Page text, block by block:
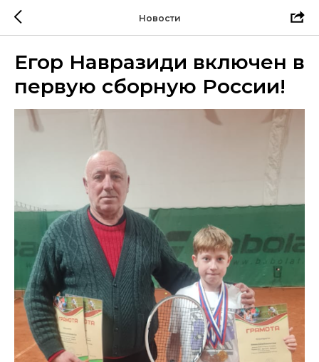
Новости
Егор Навразиди включен в
первую сборную России!